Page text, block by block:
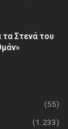
τα Στενά του
(55)
(1.233)